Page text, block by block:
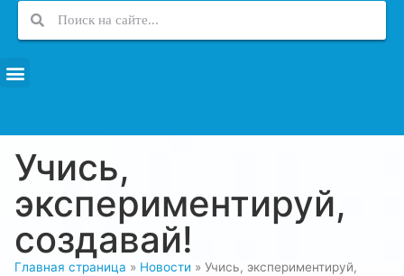
Учись,
экспериментируй,
создавай!
Главная страница » Новости » Учись, экспериментируй,